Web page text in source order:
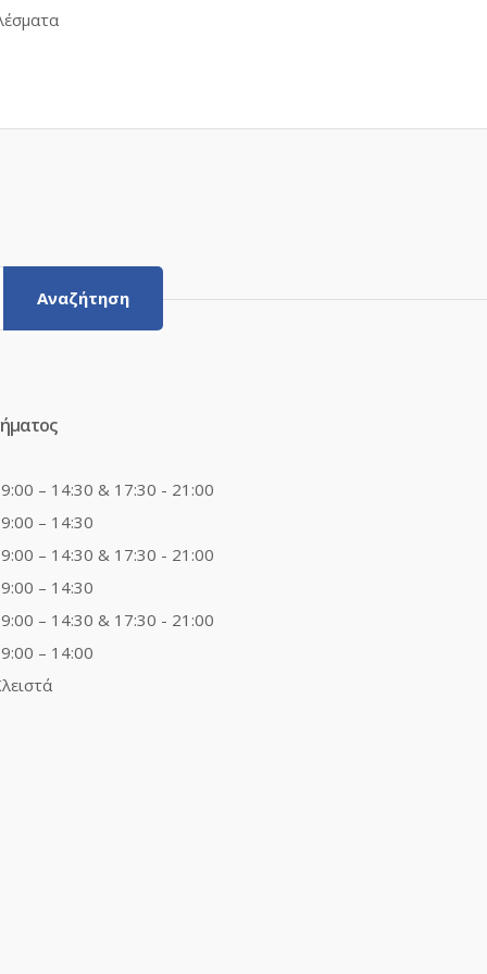
Sorted
Αναζήτηση
– 14:30 & 17:30 - 21:00
– 14:30
– 14:30 & 17:30 - 21:00
– 14:30
– 14:30 & 17:30 - 21:00
– 14:00